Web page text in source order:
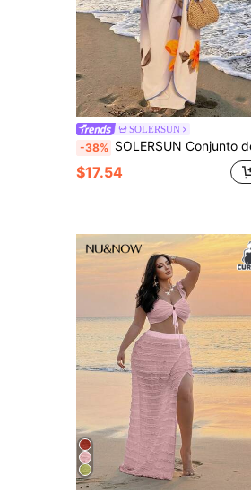
SOLERSUN
-38% SOLERSUN Conjunto de dos piezas de top halter y falda para mujer de talla grande, sexy y elegante para vacaciones en la playa o citas, con un estilo sofisticado de "dinero viejo", perfecto para
$17.54